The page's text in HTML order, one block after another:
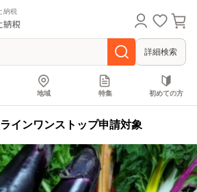
納税
詳細検索
地域 特集 初めての方
インワンストップ申請対象